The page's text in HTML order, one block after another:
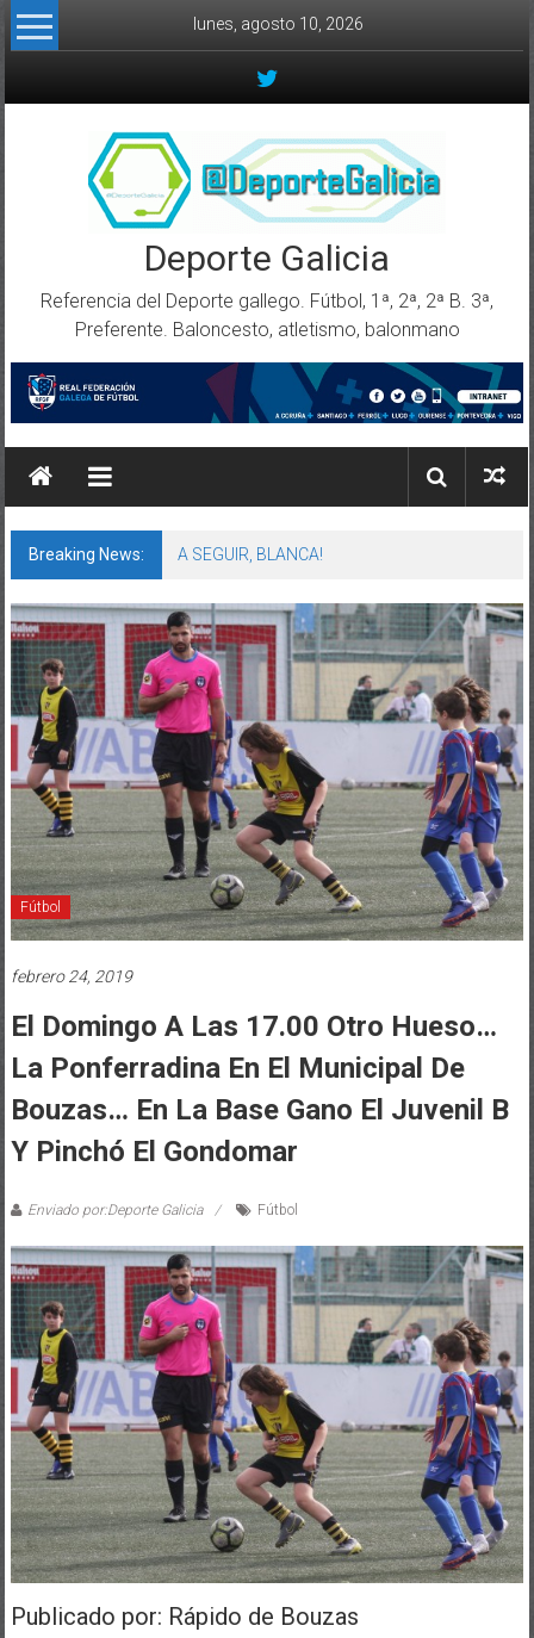
Skip to content
lunes, agosto 10, 2026
Deporte Galicia
Referencia del Deporte gallego. Fútbol, 1ª, 2ª, 2ª B. 3ª,
Preferente. Baloncesto, atletismo, balonmano
Breaking News: A SEGUIR, BLANCA!
Fútbol
febrero 24, 2019
El Domingo A Las 17.00 Otro Hueso…
La Ponferradina En El Municipal De
Bouzas… En La Base Gano El Juvenil B
Y Pinchó El Gondomar
Enviado por:Deporte Galicia Fútbol
Publicado por: Rápido de Bouzas